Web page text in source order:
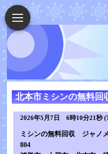
北本市ミシンの無料
2026年5月7日 6時10分21秒
ミシンの無料回収 ジャノ
804